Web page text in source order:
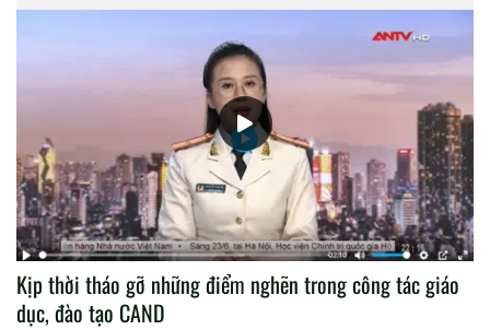
Kịp thời tháo gỡ những điểm nghẽn trong công tác giáo
dục, đào tạo CAND